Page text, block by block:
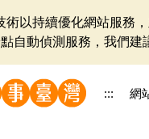
以持續優化網站服務
自動偵測服務，我們
::: 網